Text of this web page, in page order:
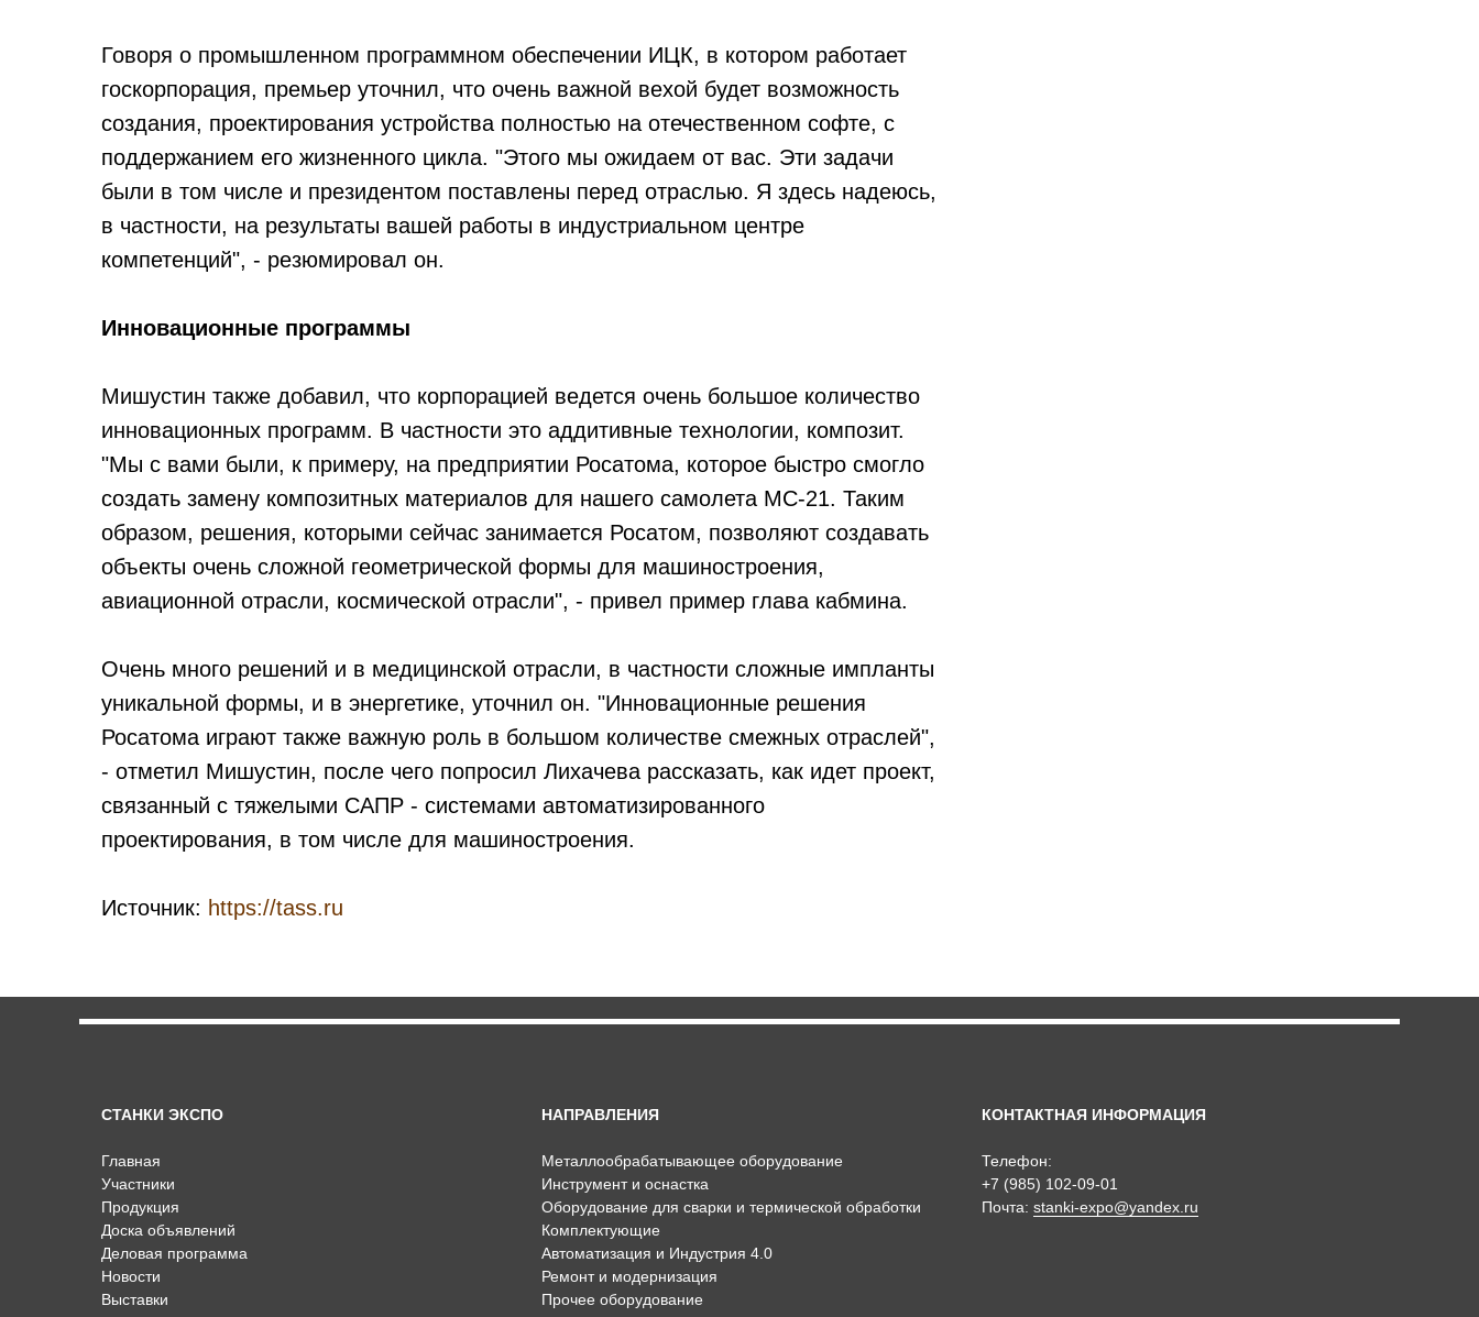
Говоря о промышленном программном обеспечении ИЦК, в котором работает
госкорпорация, премьер уточнил, что очень важной вехой будет возможность
создания, проектирования устройства полностью на отечественном софте, с
поддержанием его жизненного цикла. "Этого мы ожидаем от вас. Эти задачи
были в том числе и президентом поставлены перед отраслью. Я здесь надеюсь,
в частности, на результаты вашей работы в индустриальном центре
компетенций", - резюмировал он.
Инновационные программы
Мишустин также добавил, что корпорацией ведется очень большое количество
инновационных программ. В частности это аддитивные технологии, композит.
"Мы с вами были, к примеру, на предприятии Росатома, которое быстро смогло
создать замену композитных материалов для нашего самолета МС-21. Таким
образом, решения, которыми сейчас занимается Росатом, позволяют создавать
объекты очень сложной геометрической формы для машиностроения,
авиационной отрасли, космической отрасли", - привел пример глава кабмина.
Очень много решений и в медицинской отрасли, в частности сложные импланты
уникальной формы, и в энергетике, уточнил он. "Инновационные решения
Росатома играют также важную роль в большом количестве смежных отраслей",
- отметил Мишустин, после чего попросил Лихачева рассказать, как идет проект,
связанный с тяжелыми САПР - системами автоматизированного
проектирования, в том числе для машиностроения.
Источник: https://tass.ru
СТАНКИ ЭКСПО
Главная
Участники
Продукция
Доска объявлений
Деловая программа
Новости
Выставки
НАПРАВЛЕНИЯ
Металлообрабатывающее оборудование
Инструмент и оснастка
Оборудование для сварки и термической обработки
Комплектующие
Автоматизация и Индустрия 4.0
Ремонт и модернизация
Прочее оборудование
КОНТАКТНАЯ ИНФОРМАЦИЯ
Телефон:
+7 (985) 102-09-01
Почта: stanki-expo@yandex.ru